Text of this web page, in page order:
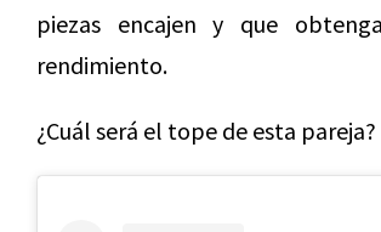
piezas encajen y que
rendimiento.
¿Cuál será el tope de esta pareja?